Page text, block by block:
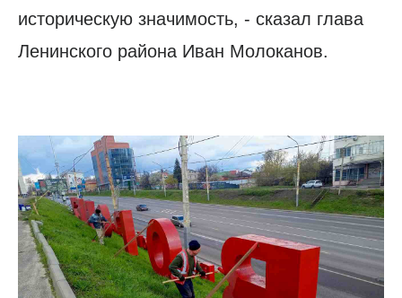
историческую значимость, - сказал глава
Ленинского района Иван Молоканов.